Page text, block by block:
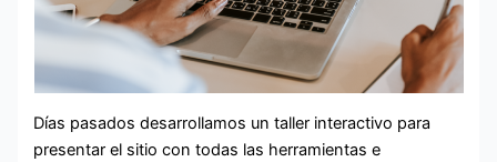
Días pasados desarrollamos un taller interactivo para
presentar el sitio con todas las herramientas e